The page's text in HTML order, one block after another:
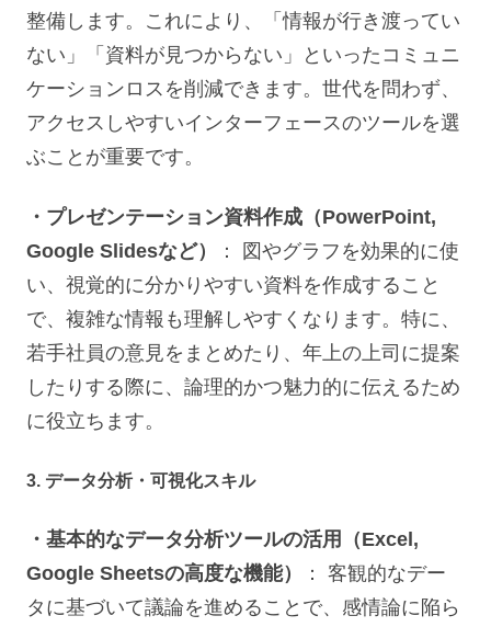
整備します。これにより、「情報が行き渡ってい
ない」「資料が見つからない」といったコミュニ
ケーションロスを削減できます。世代を問わず、
アクセスしやすいインターフェースのツールを選
ぶことが重要です。
・プレゼンテーション資料作成（PowerPoint,
Google Slidesなど）
： 図やグラフを効果的に使
い、視覚的に分かりやすい資料を作成すること
で、複雑な情報も理解しやすくなります。特に、
若手社員の意見をまとめたり、年上の上司に提案
したりする際に、論理的かつ魅力的に伝えるため
に役立ちます。
3. データ分析・可視化スキル
・基本的なデータ分析ツールの活用（Excel,
Google Sheetsの高度な機能）
： 客観的なデー
タに基づいて議論を進めることで、感情論に陥ら